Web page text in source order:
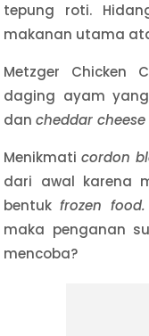
tepung roti.
makanan utama
Metzger Chicken
daging ayam
dancheddar
Menikmaticordon
dari awal karena
bentuk frozen food.
maka penganan
mencoba?